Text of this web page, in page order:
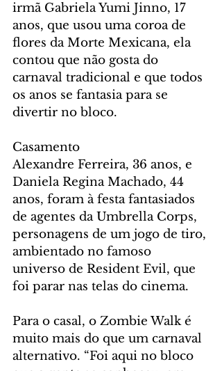
irmã Gabriela Yumi Jinno, 17
anos, que usou uma coroa de
flores da Morte Mexicana, ela
contou que não gosta do
carnaval tradicional e que todos
os anos se fantasia para se
divertir no bloco.
Casamento
Alexandre Ferreira, 36 anos, e
Daniela Regina Machado, 44
anos, foram à festa fantasiados
de agentes da Umbrella Corps,
personagens de um jogo de tiro,
ambientado no famoso
universo de Resident Evil, que
foi parar nas telas do cinema.
Para o casal, o Zombie Walk é
muito mais do que um carnaval
alternativo. “Foi aqui no bloco